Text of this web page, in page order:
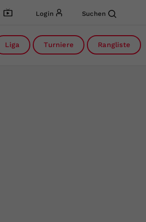
Login Suchen
Liga Turniere Rangliste